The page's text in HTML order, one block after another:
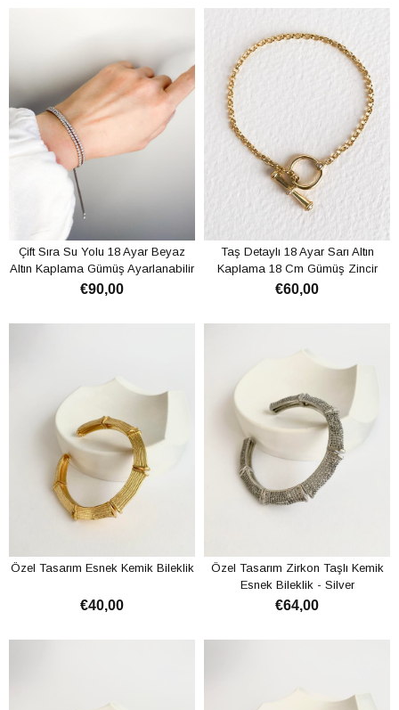
Çift Sıra Su Yolu 18 Ayar Beyaz
Altın Kaplama Gümüş Ayarlanabilir
Bileklik
€90,00
Taş Detaylı 18 Ayar Sarı Altın
Kaplama 18 Cm Gümüş Zincir
Bileklik
€60,00
Özel Tasarım Esnek Kemik Bileklik
€40,00
Özel Tasarım Zirkon Taşlı Kemik
Esnek Bileklik - Silver
€64,00